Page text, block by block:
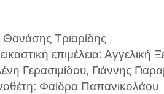
Τριαρίδης
επιμέλεια: Αγγελική
Γερασιμίδου, Γιάννης
Φαίδρα Παπανικολάου